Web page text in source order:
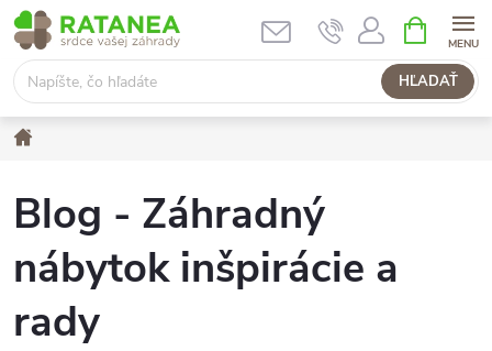
Prejsť
na
obsah
HĽADAŤ
KOŠÍK
Blog - Záhradný
nábytok inšpirácie a
rady